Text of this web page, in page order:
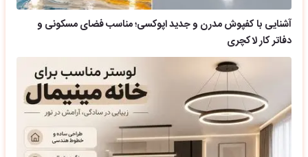
آشنایی با کفپوش مدرن و جدید اپوکسی؛ مناسب فضای مسکونی و
دفاتر کار لاکچری